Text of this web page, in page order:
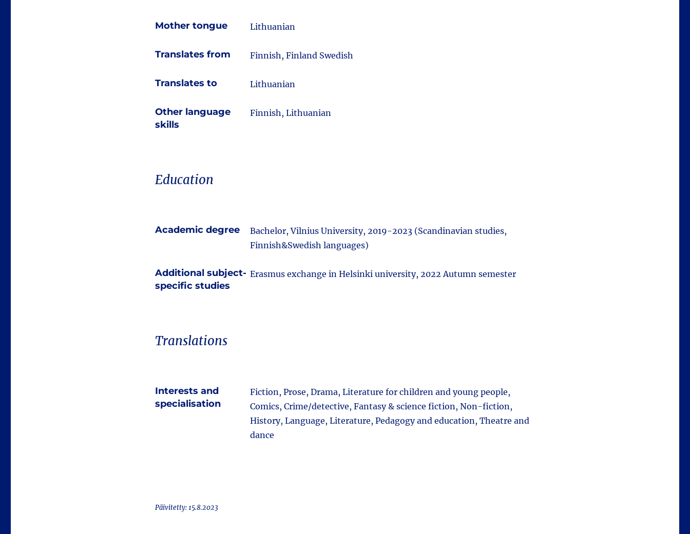
Mother tongue Lithuanian
Translates from Finnish, Finland Swedish
Translates to Lithuanian
Other language
skills
Finnish, Lithuanian
Education
Academic degree
Bachelor, Vilnius University, 2019-2023 (Scandinavian studies,
Finnish&Swedish languages)
Additional subject-
specific studies
Erasmus exchange in Helsinki university, 2022 Autumn semester
Translations
Interests and
specialisation
Fiction, Prose, Drama, Literature for children and young people,
Comics, Crime/detective, Fantasy & science fiction, Non-fiction,
History, Language, Literature, Pedagogy and education, Theatre and
dance
Päivitetty: 15.8.2023